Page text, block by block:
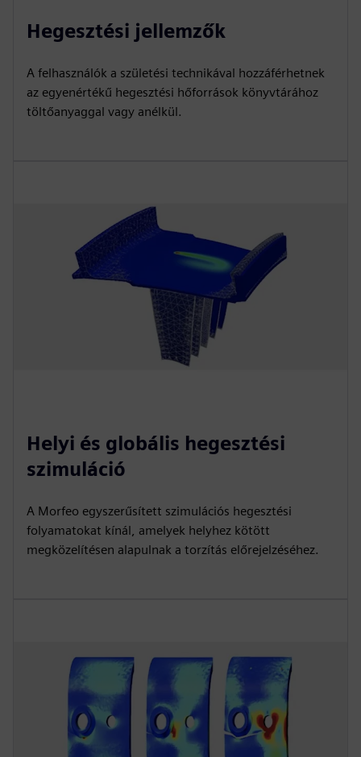
Hegesztési jellemzők
A felhasználók a születési technikával hozzáférhetnek
az egyenértékű hegesztési hőforrások könyvtárához
töltőanyaggal vagy anélkül.
Helyi és globális hegesztési
szimuláció
A Morfeo egyszerűsített szimulációs hegesztési
folyamatokat kínál, amelyek helyhez kötött
megközelítésen alapulnak a torzítás előrejelzéséhez.